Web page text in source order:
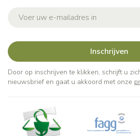
Inschrijven
Door op inschrijven te klikken, schrijft u
nieuwsbrief en gaat u akkoord met onze